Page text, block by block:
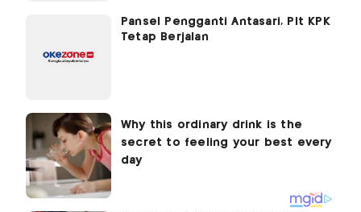
Pansel Pengganti Antasari, Plt KPK
Tetap Berjalan